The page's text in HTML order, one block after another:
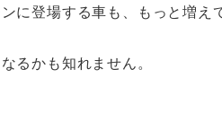
に登場する車も、もっと増え
るかも知れません。